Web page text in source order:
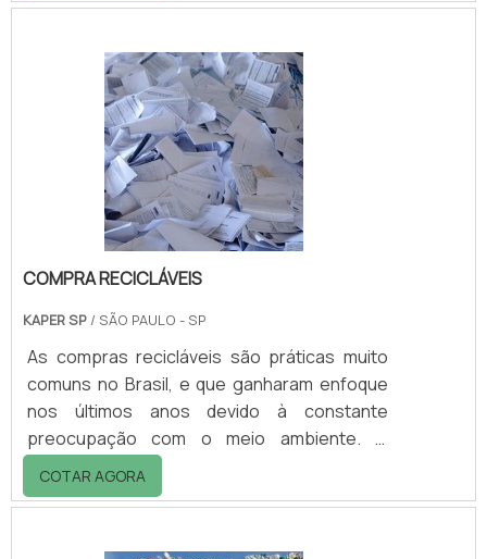
propriedades finas das resinas, por isso é
amplamente empregado nas indústrias de
plástico, revestimento, tinta, verniz e
adesivagem. Um dos principais benefícios de
usar o catalisador para resina como
potencializador de prop.
COMPRA RECICLÁVEIS
KAPER SP / SÃO PAULO - SP
As compras recicláveis são práticas muito
comuns no Brasil, e que ganharam enfoque
nos últimos anos devido à constante
preocupação com o meio ambiente. O
serviço é feito por empresas especializadas
de coleta, agregando mais facilidade e
não tem como descartar imediatamente.
COTAR AGORA